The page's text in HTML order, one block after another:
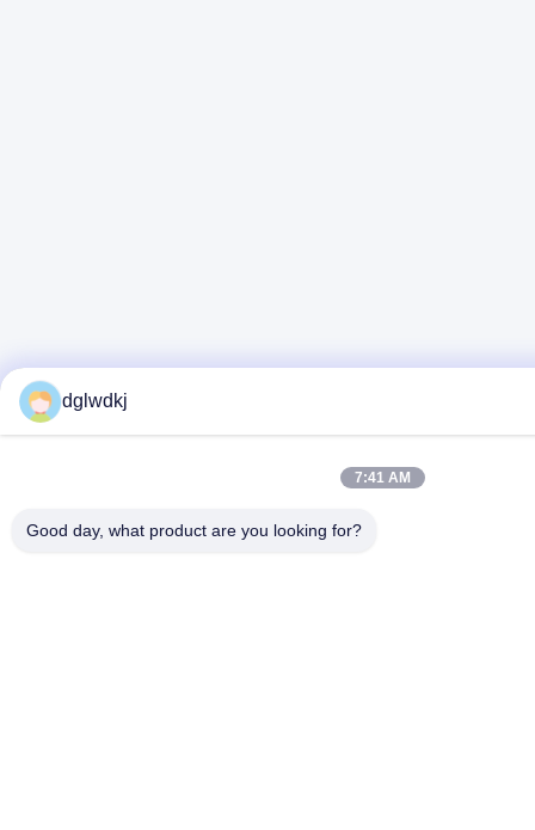
dglwdkj
7:41 AM
Good day, what product are you looking for?